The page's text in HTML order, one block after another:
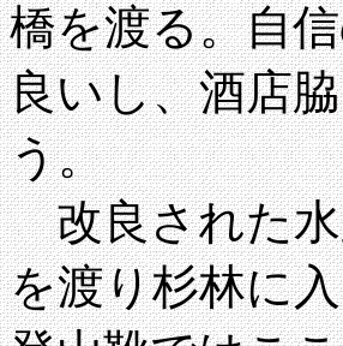
橋を渡る。自
良いし、酒店
う。
改良された水
を渡り杉林に